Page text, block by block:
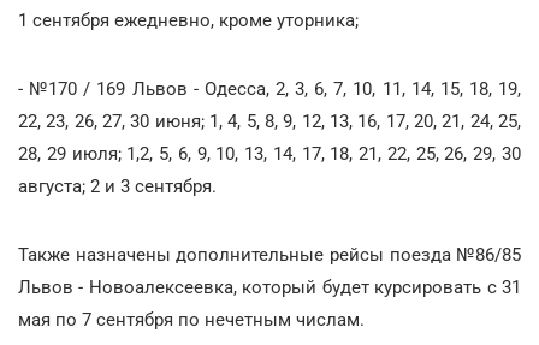
1 сентября ежедневно, кроме уторника;
- №170 / 169 Львов - Одесса, 2, 3, 6, 7, 10, 11, 14, 15, 18, 19,
22, 23, 26, 27, 30 июня; 1, 4, 5, 8, 9, 12, 13, 16, 17, 20, 21, 24, 25,
28, 29 июля; 1,2, 5, 6, 9, 10, 13, 14, 17, 18, 21, 22, 25, 26, 29, 30
августа; 2 и 3 сентября.
Также назначены дополнительные рейсы поезда №86/85
Львов - Новоалексеевка, который будет курсировать с 31
мая по 7 сентября по нечетным числам.